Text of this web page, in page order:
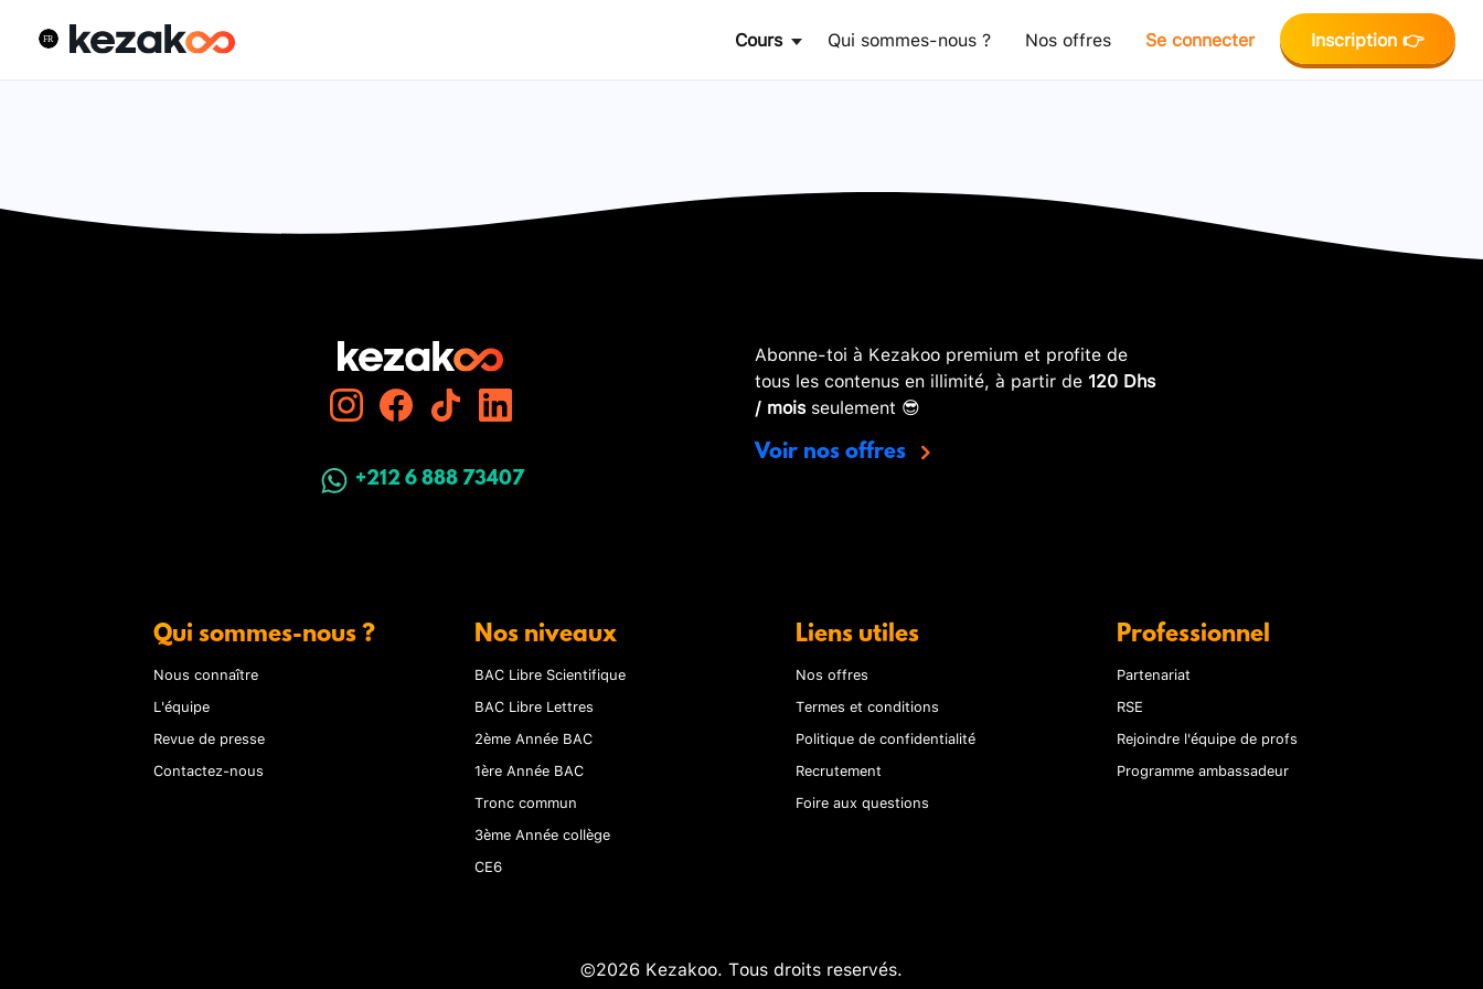
Cours Qui sommes-nous ? Nos offres Se connecter Inscription 👉
+212 6 888 73407
Abonne-toi à Kezakoo premium et profite de
tous les contenus en illimité, à partir de 120 Dhs
/ moisseulement 😎
Voir nos offres
Qui sommes-nous ?
Nous connaître
L'équipe
Revue de presse
Contactez-nous
Nos niveaux
BAC Libre Scientifique
BAC Libre Lettres
2ème Année BAC
1ère Année BAC
Tronc commun
3ème Année collège
CE6
Liens utiles
Nos offres
Termes et conditions
Politique de confidentialité
Recrutement
Foire aux questions
Professionnel
Partenariat
RSE
Rejoindre l'équipe de profs
Programme ambassadeur
©2026 Kezakoo. Tous droits reservés.